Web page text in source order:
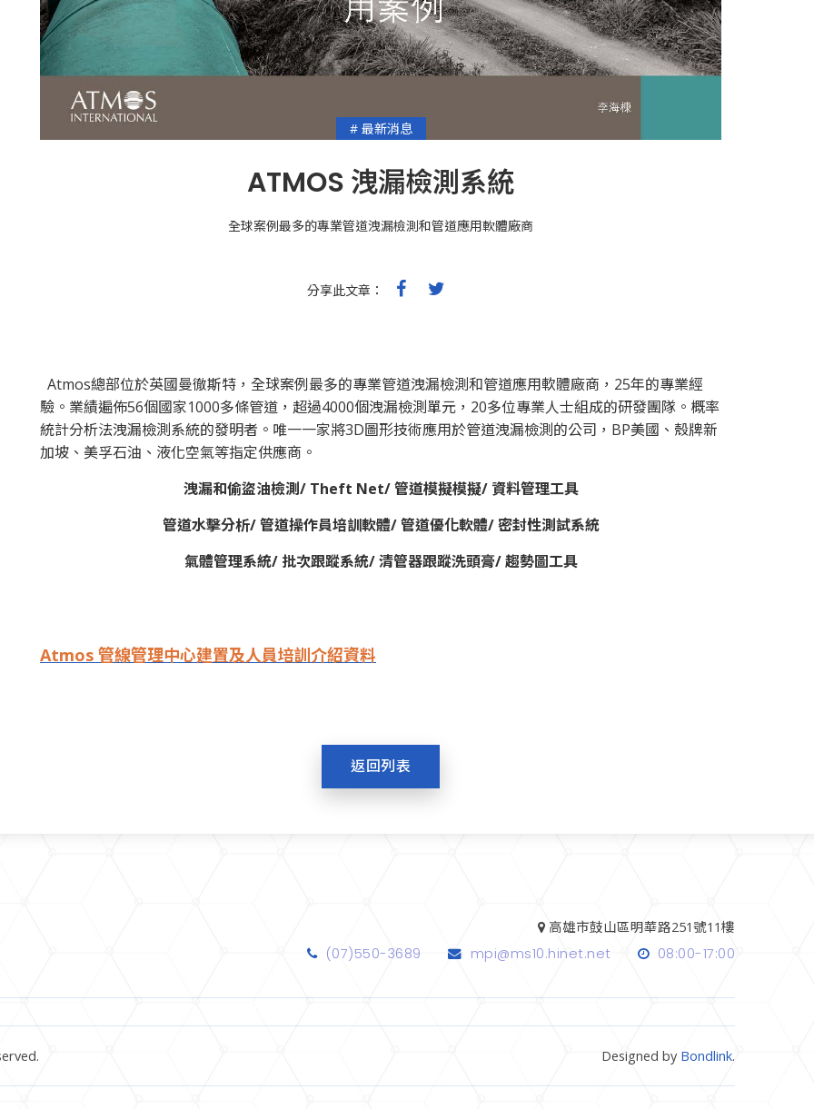
# 最新消息
ATMOS 洩漏檢測系統
全球案例最多的專業管道洩漏檢測和管道應用軟體廠商
分享此文章：
Atmos總部位於英國曼徹斯特，全球案例最多的專業管道洩漏檢測和管道應用軟體廠商，25年的專業經
驗。業績遍佈56個國家1000多條管道，超過4000個洩漏檢測單元，20多位專業人士組成的研發團隊。概率
統計分析法洩漏檢測系統的發明者。唯一一家將3D圖形技術應用於管道洩漏檢測的公司，BP美國、殼牌新
加坡、美孚石油、液化空氣等指定供應商。
洩漏和偷盜油檢測/ Theft Net/ 管道模擬模擬/ 資料管理工具
管道水擊分析/ 管道操作員培訓軟體/ 管道優化軟體/ 密封性測試系統
氣體管理系統/ 批次跟蹤系統/ 清管器跟蹤洗頭膏/ 趨勢圖工具
Atmos 管線管理中心建置及人員培訓介紹資料
返回列表
高雄市鼓山區明華路251號11樓
(07)550-3689 mpi@ms10.hinet.net 08:00-17:00
Designed by Bondlink.